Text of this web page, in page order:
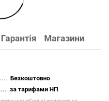
Гарантія Магазини
Безкоштовно
за тарифами НП